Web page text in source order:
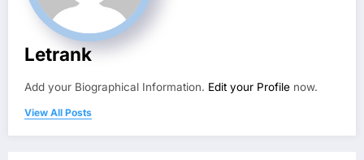
Letrank
Add your Biographical Information. Edit your Profile now.
View All Posts